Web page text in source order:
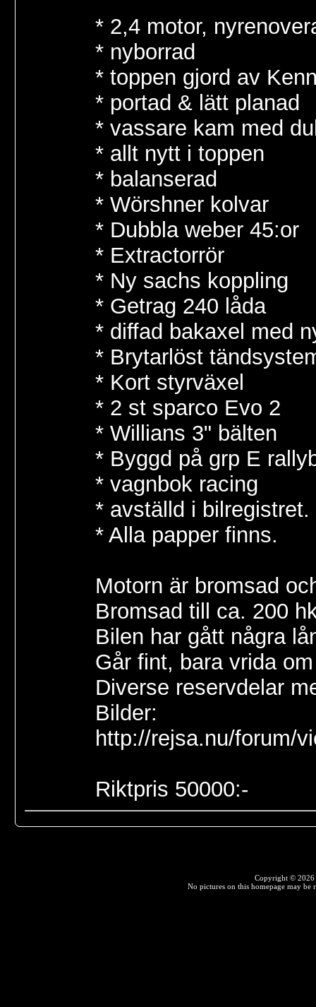
* 2,4 motor,
* nyborrad
* toppen gjord av
* portad & lätt planad
* vassare kam med
* allt nytt i toppen
* balanserad
* Wörshner kolvar
* Dubbla weber 45:or
* Extractorrör
* Ny sachs koppling
* Getrag 240 låda
* diffad bakaxel med
* Brytarlöst
* Kort styrväxel
* 2 st sparco Evo 2
* Willians 3" bälten
* Byggd på grp E
* vagnbok racing
* avställd i bilregistret.
* Alla papper finns.
Motorn är bromsad
Bromsad till ca. 200
Bilen har gått några
Går fint, bara vrida
Diverse reservdelar
Bilder:
http://rejsa.nu/forum/
Riktpris 50000:-
Copyright © 2026
No pictures on this homepage may